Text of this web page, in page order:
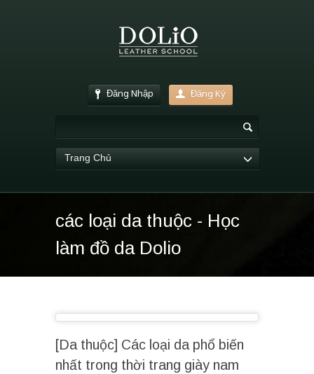
Đăng Nhập Đăng Ký
Trang Chủ
các loại da thuộc - Học
làm đồ da Dolio
[Da thuộc] Các loại da phổ biến
nhất trong thời trang giày nam